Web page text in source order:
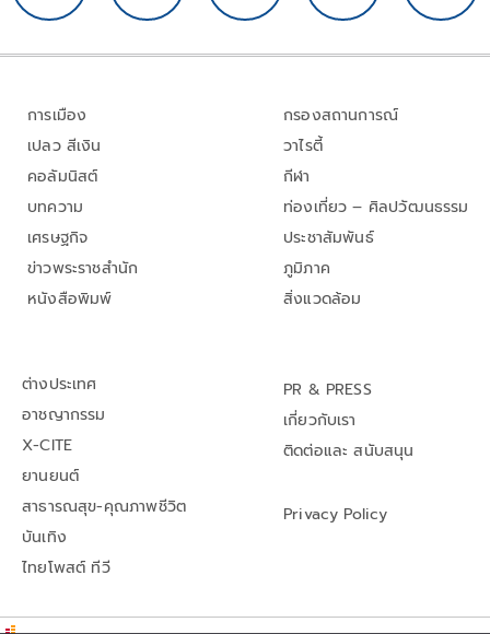
การเมือง
เปลว สีเงิน
คอลัมนิสต์
บทความ
เศรษฐกิจ
ข่าวพระราชสำนัก
หนังสือพิมพ์
กรองสถานการณ์
วาไรตี้
กีฬา
ท่องเที่ยว – ศิลปวัฒนธรรม
ประชาสัมพันธ์
ภูมิภาค
สิ่งแวดล้อม
ต่างประเทศ
อาชญากรรม
X-CITE
ยานยนต์
สาธารณสุข-คุณภาพชีวิต
บันเทิง
ไทยโพสต์ ทีวี
PR & PRESS
เกี่ยวกับเรา
ติดต่อและ สนับสนุน
Privacy Policy